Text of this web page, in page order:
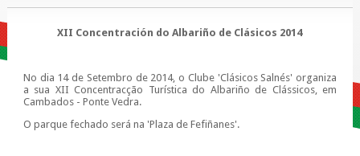
XII Concentración do Albariño de Clásicos 2014
No dia 14 de Setembro de 2014, o Clube 'Clásicos Salnés' organiza
a sua XII Concentracção Turística do Albariño de Clássicos, em
Cambados - Ponte Vedra.
O parque fechado será na 'Plaza de Fefiñanes'.